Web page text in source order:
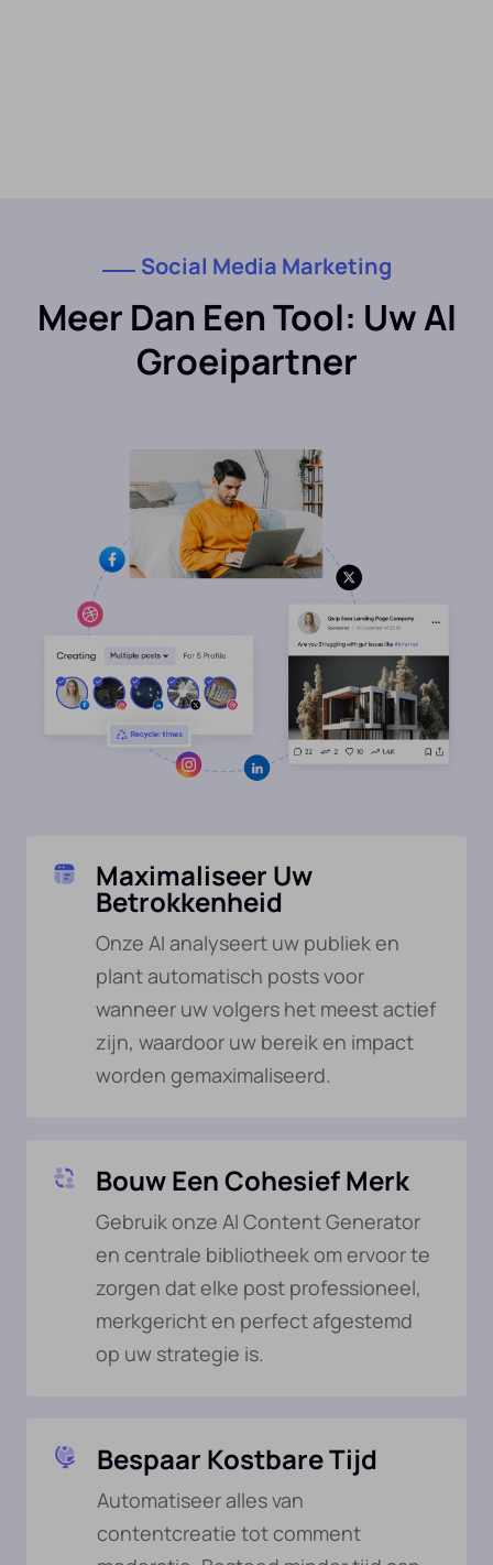
Social Media Marketing
Meer Dan Een Tool: Uw AI
Groeipartner
Maximaliseer Uw
Betrokkenheid
Onze AI analyseert uw publiek en
plant automatisch posts voor
wanneer uw volgers het meest actief
zijn, waardoor uw bereik en impact
worden gemaximaliseerd.
Bouw Een Cohesief Merk
Gebruik onze AI Content Generator
en centrale bibliotheek om ervoor te
zorgen dat elke post professioneel,
merkgericht en perfect afgestemd
op uw strategie is.
Bespaar Kostbare Tijd
Automatiseer alles van
contentcreatie tot comment